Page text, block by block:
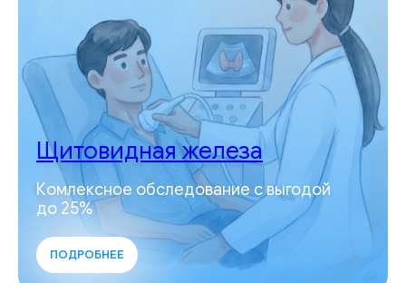
Щитовидная железа
Комлексное обследование с выгодой
до 25%
ПОДРОБНЕЕ